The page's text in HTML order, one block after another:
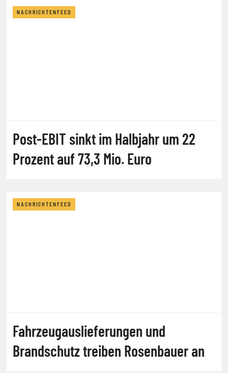
NACHRICHTENFEED
Post-EBIT sinkt im Halbjahr um 22
Prozent auf 73,3 Mio. Euro
NACHRICHTENFEED
Fahrzeugauslieferungen und
Brandschutz treiben Rosenbauer an